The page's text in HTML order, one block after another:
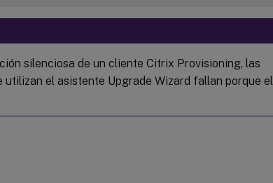
silenciosa de un cliente Citrix Provisioning, las
el asistente Upgrade Wizard fallan porque el